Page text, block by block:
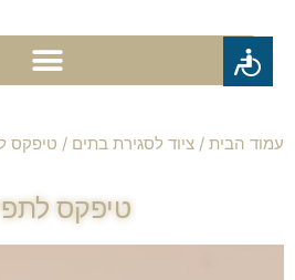
עמוד הבית / ציוד לסגירת בתים / טיפקס
טיפקס